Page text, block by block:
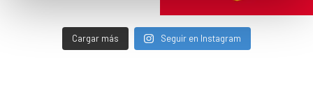
Cargar más Seguir en Instagram